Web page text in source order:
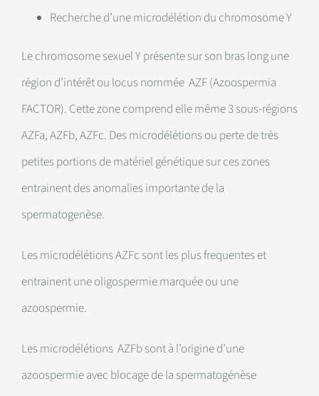
Recherche d’une microdélétion du chromosome Y
Le chromosome sexuel Y présente sur son bras long une
région d’intérêt ou locus nommée AZF (Azoospermia
FACTOR). Cette zone comprend elle même 3 sous-régions
AZFa, AZFb, AZFc. Des microdélétions ou perte de très
petites portions de matériel génétique sur ces zones
entrainent des anomalies importante de la
spermatogenèse.
Les microdélétions AZFc sont les plus frequentes et
entrainent une oligospermie marquée ou une
azoospermie.
Les microdélétions AZFb sont à l’origine d’une
azoospermie avec blocage de la spermatogénèse